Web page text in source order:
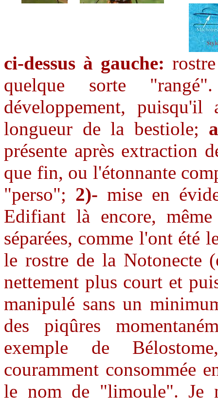
ci-dessus à gauche:
quelque sorte
développement,
longueur de la bestiole;
présente après extraction
que fin, ou l'étonnante
"perso"; 2)- mise en
Edifiant là encore,
séparées, comme l'ont été
le rostre de la Notonecte
nettement plus court et
manipulé sans un
des piqûres
exemple de
couramment consommée
le nom de "limoule". Je